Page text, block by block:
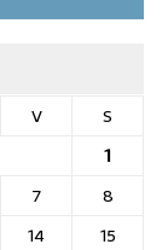
V
S
1
7
8
14
15